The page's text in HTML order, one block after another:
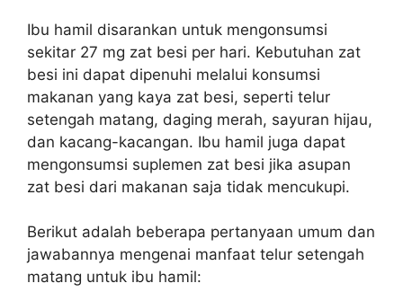
Ibu hamil disarankan untuk mengonsumsi
sekitar 27 mg zat besi per hari. Kebutuhan zat
besi ini dapat dipenuhi melalui konsumsi
makanan yang kaya zat besi, seperti telur
setengah matang, daging merah, sayuran hijau,
dan kacang-kacangan. Ibu hamil juga dapat
mengonsumsi suplemen zat besi jika asupan
zat besi dari makanan saja tidak mencukupi.
Berikut adalah beberapa pertanyaan umum dan
jawabannya mengenai manfaat telur setengah
matang untuk ibu hamil: